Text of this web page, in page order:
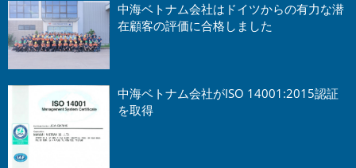
中海ベトナム会社はドイツからの有力な潜
在顧客の評価に合格しました
中海ベトナム会社がISO 14001:2015認証
を取得